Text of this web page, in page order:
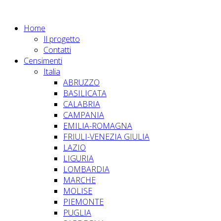
Home
Il progetto
Contatti
Censimenti
Italia
ABRUZZO
BASILICATA
CALABRIA
CAMPANIA
EMILIA-ROMAGNA
FRIULI-VENEZIA GIULIA
LAZIO
LIGURIA
LOMBARDIA
MARCHE
MOLISE
PIEMONTE
PUGLIA